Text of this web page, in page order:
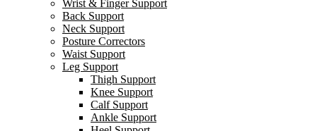
Wrist & Finger Support
Back Support
Neck Support
Posture Correctors
Waist Support
Leg Support
Thigh Support
Knee Support
Calf Support
Ankle Support